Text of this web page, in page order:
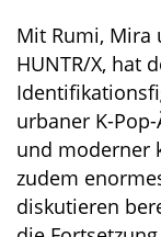
Mit Rumi, Mira
HUNTR/X, hat
urbaner K-
und moderner
zudem
diskutieren